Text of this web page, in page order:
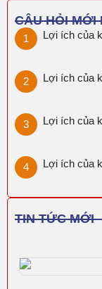
CÂU HỎI MỚI
Lợi ích của
Lợi ích của
Lợi ích của
Lợi ích của
TIN TỨC MỚI